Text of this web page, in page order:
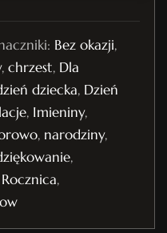
Bez okazji,
, chrzest, Dla
dziecka, Dzień
, Imieniny,
, narodziny,
,
Rocznica,